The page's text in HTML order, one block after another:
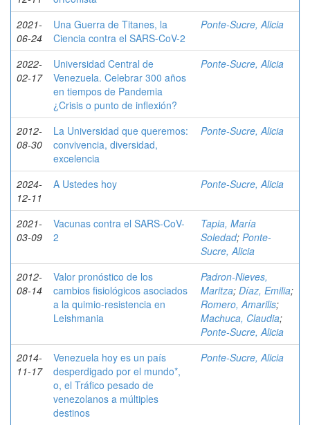
2021-
06-24
Una Guerra de Titanes, la
Ciencia contra el SARS-CoV-2
Ponte-Sucre, Alicia
2022-
02-17
Universidad Central de
Venezuela. Celebrar 300 años
en tiempos de Pandemia
¿Crisis o punto de inflexión?
Ponte-Sucre, Alicia
2012-
08-30
La Universidad que queremos:
convivencia, diversidad,
excelencia
Ponte-Sucre, Alicia
2024-
12-11
A Ustedes hoy Ponte-Sucre, Alicia
2021-
03-09
Vacunas contra el SARS-CoV-
2
Tapia, María
Soledad; Ponte-
Sucre, Alicia
2012-
08-14
Valor pronóstico de los
cambios fisiológicos asociados
a la quimio-resistencia en
Leishmania
Padron-Nieves,
Maritza; Díaz, Emilia;
Romero, Amarilis;
Machuca, Claudia;
Ponte-Sucre, Alicia
2014-
11-17
Venezuela hoy es un país
desperdigado por el mundo*,
o, el Tráfico pesado de
venezolanos a múltiples
destinos
Ponte-Sucre, Alicia